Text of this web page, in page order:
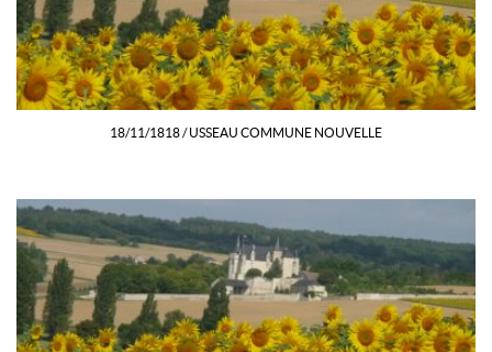
18/11/1818 / USSEAU COMMUNE NOUVELLE